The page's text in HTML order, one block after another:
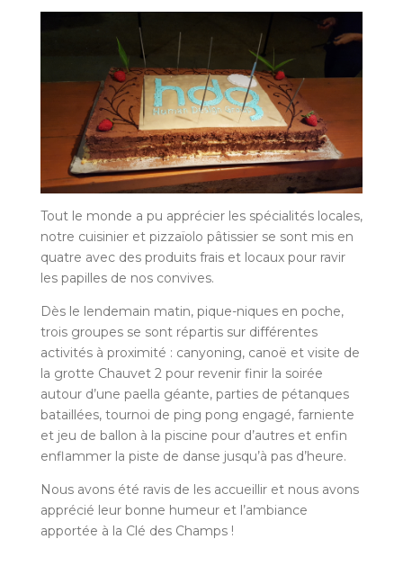
Tout le monde a pu apprécier les spécialités locales,
notre cuisinier et pizzaïolo pâtissier se sont mis en
quatre avec des produits frais et locaux pour ravir
les papilles de nos convives.
Dès le lendemain matin, pique-niques en poche,
trois groupes se sont répartis sur différentes
activités à proximité : canyoning, canoë et visite de
la grotte Chauvet 2 pour revenir finir la soirée
autour d’une paella géante, parties de pétanques
bataillées, tournoi de ping pong engagé, farniente
et jeu de ballon à la piscine pour d’autres et enfin
enflammer la piste de danse jusqu’à pas d’heure.
Nous avons été ravis de les accueillir et nous avons
apprécié leur bonne humeur et l’ambiance
apportée à la Clé des Champs !